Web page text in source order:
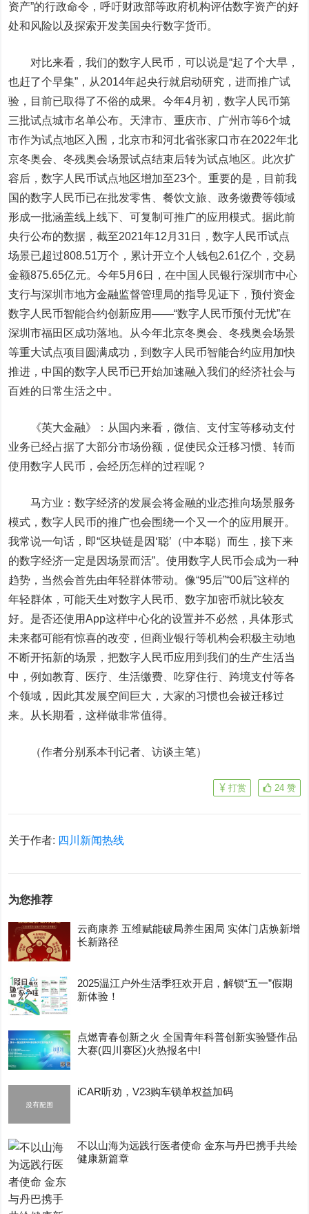
资产”的行政命令，呼吁财政部等政府机构评估数字资产的好
处和风险以及探索开发美国央行数字货币。
对比来看，我们的数字人民币，可以说是“起了个大早，
也赶了个早集”，从2014年起央行就启动研究，进而推广试
验，目前已取得了不俗的成果。今年4月初，数字人民币第
三批试点城市名单公布。天津市、重庆市、广州市等6个城
市作为试点地区入围，北京市和河北省张家口市在2022年北
京冬奥会、冬残奥会场景试点结束后转为试点地区。此次扩
容后，数字人民币试点地区增加至23个。重要的是，目前我
国的数字人民币已在批发零售、餐饮文旅、政务缴费等领域
形成一批涵盖线上线下 、可复制可推广的应用模式。据此前
央行公布的数据，截至2021年12月31日，数字人民币试点
场景已超过808.51万个，累计开立个人钱包2.61亿个，交易
金额875.65亿元。今年5月6日，在中国人民银行深圳市中心
支行与深圳市地方金融监督管理局的指导见证下，预付资金
数字人民币智能合约创新应用——“数字人民币预付无忧”在
深圳市福田区成功落地。从今年北京冬奥会、冬残奥会场景
等重大试点项目圆满成功，到数字人民币智能合约应用加快
推进，中国的数字人民币已开始加速融入我们的经济社会与
百姓的日常生活之中。
《英大金融》：从国内来看，微信、支付宝等移动支付
业务已经占据了大部分市场份额，促使民众迁移习惯、转而
使用数字人民币，会经历怎样的过程呢？
马方业：数字经济的发展会将金融的业态推向场景服务
模式，数字人民币的推广也会围绕一个又一个的应用展开。
我常说一句话，即“区块链是因‘聪’（中本聪）而生，接下来
的数字经济一定是因场景而活”。使用数字人民币会成为一种
趋势，当然会首先由年轻群体带动。像“95后”“00后”这样的
年轻群体，可能天生对数字人民币、数字加密币就比较友
好。是否还使用App这样中心化的设置并不必然，具体形式
未来都可能有惊喜的改变，但商业银行等机构会积极主动地
不断开拓新的场景，把数字人民币应用到我们的生产生活当
中，例如教育、医疗、生活缴费、吃穿住行、跨境支付等各
个领域，因此其发展空间巨大，大家的习惯也会被迁移过
来。从长期看，这样做非常值得。
（作者分别系本刊记者、访谈主笔）
24 赞
打赏
关于作者: 四川新闻热线
为您推荐
云商康养 五维赋能破局养生困局 实体门店焕新增
长新路径
2025温江户外生活季狂欢开启，解锁“五一”假期
新体验！
点燃青春创新之火 全国青年科普创新实验暨作品
大赛(四川赛区)火热报名中!
iCAR听劝，V23购车锁单权益加码
不以山海为远践行医者使命 金东与丹巴携手共绘
健康新篇章